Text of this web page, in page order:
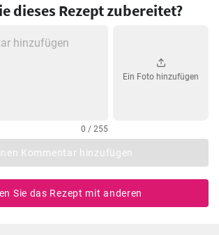
dieses Rezept zubereitet?
0 / 255
Ein Foto hinzufügen
Kommentar hinzufügen
Sie das Rezept mit anderen